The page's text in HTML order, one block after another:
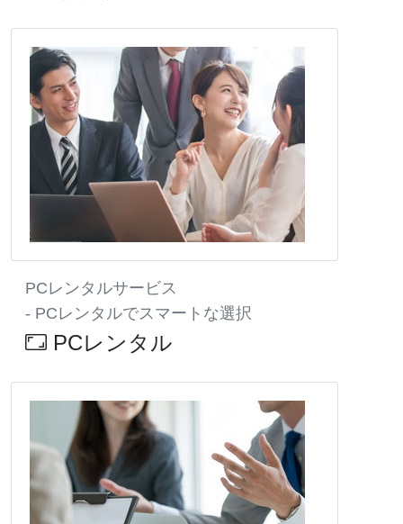
PCレンタルサービス
- PCレンタルでスマートな選択
PCレンタル